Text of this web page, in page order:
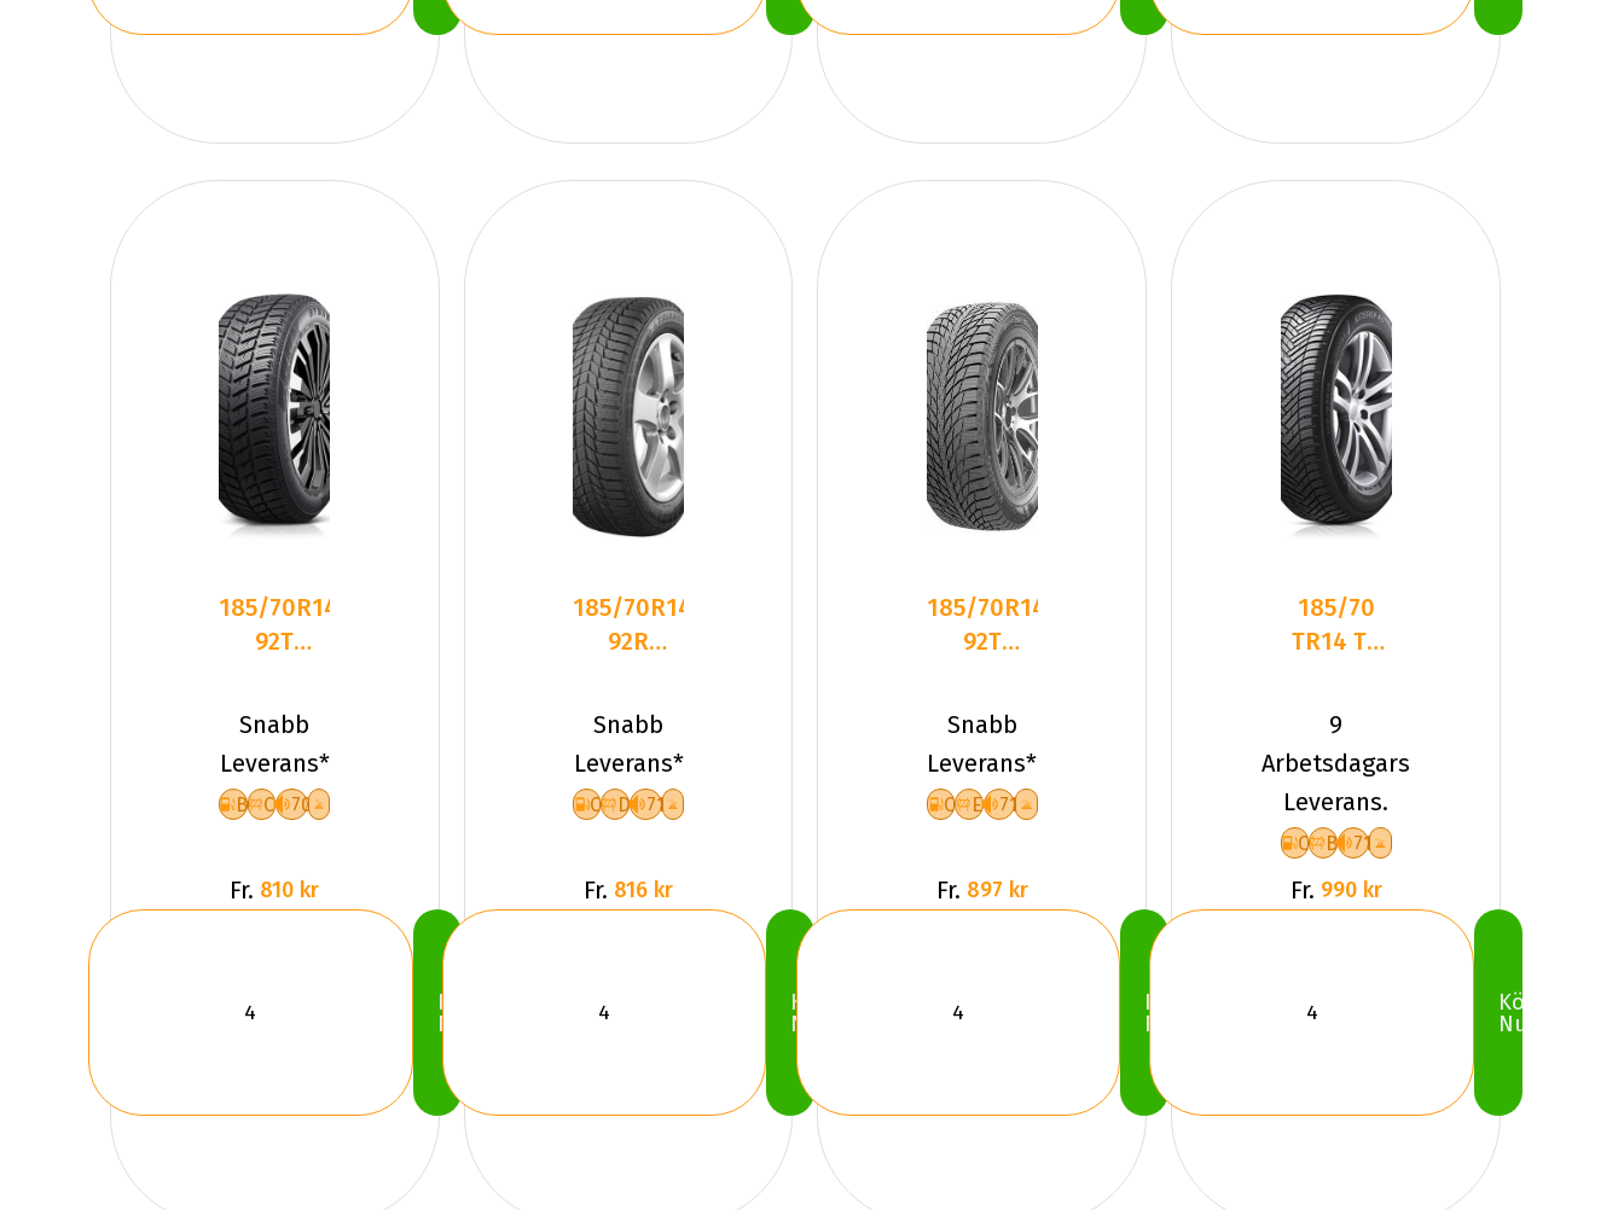
185/70R14
92T
SNOW-H
Fr
Snabb
Leverans*
B C 70
Fr. 810 kr
Köp
Nu
185/70R14
92R
PL01 XL
2025
Snabb
Leverans*
C D 71
Fr. 816 kr
Köp
Nu
185/70R14
92T
WinterCraft
Snabb
Leverans*
C E 71
Fr. 897 kr
Köp
Nu
185/70
TR14 TL
H750
KINERGY
4S2
9
Arbetsdagars
Leverans.
C B 71
Fr. 990 kr
Köp
Nu